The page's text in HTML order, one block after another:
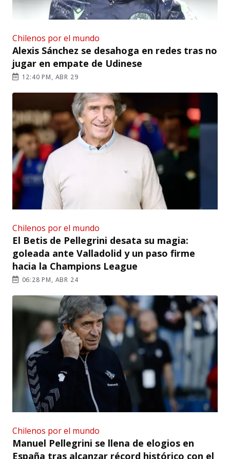
Chilenos por el mundo
Alexis Sánchez se desahoga en redes tras no
jugar en empate de Udinese
12:40 PM, ABR 29
Chilenos por el mundo
El Betis de Pellegrini desata su magia:
goleada ante Valladolid y un paso firme
hacia la Champions League
06:28 PM, ABR 24
Chilenos por el mundo
Manuel Pellegrini se llena de elogios en
España tras alcanzar récord histórico con el